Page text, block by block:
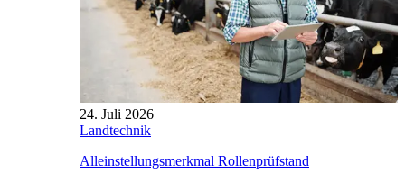
24. Juli 2026
Landtechnik
Alleinstellungsmerkmal Rollenprüfstand